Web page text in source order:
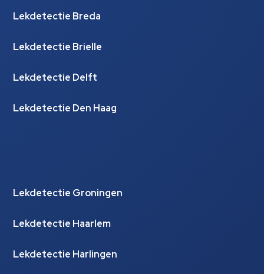
Lekdetectie Breda
Lekdetectie Brielle
Lekdetectie Delft
Lekdetectie Den Haag
Lekdetectie Groningen
Lekdetectie Haarlem
Lekdetectie Harlingen